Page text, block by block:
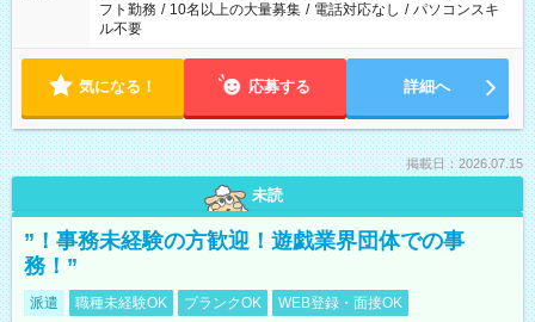
フト勤務 / 10名以上の大量募集 / 電話対応なし / パソコンスキ
ル不要
気になる！ 応募する 詳細へ
掲載日：2026.07.15
未読
”！事務未経験の方歓迎！遊戯業界団体での事
務！”
派遣 職種未経験OK ブランクOK WEB登録・面接OK